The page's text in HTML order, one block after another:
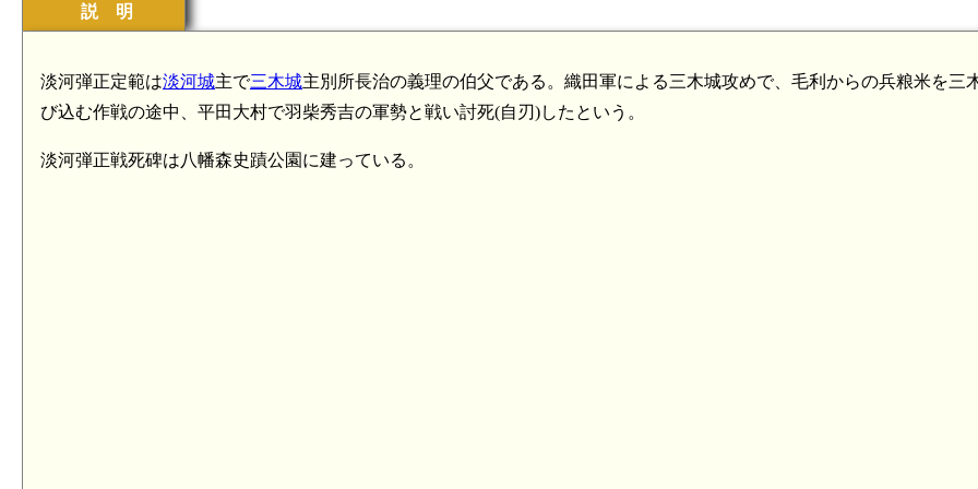
説 明
淡河弾正定範は淡河城主で三木城主別所長治の義理の伯父である。織田軍による三木城攻めで、毛利からの兵粮米を三
び込む作戦の途中、平田大村で羽柴秀吉の軍勢と戦い討死(自刃)したという。
淡河弾正戦死碑は八幡森史蹟公園に建っている。